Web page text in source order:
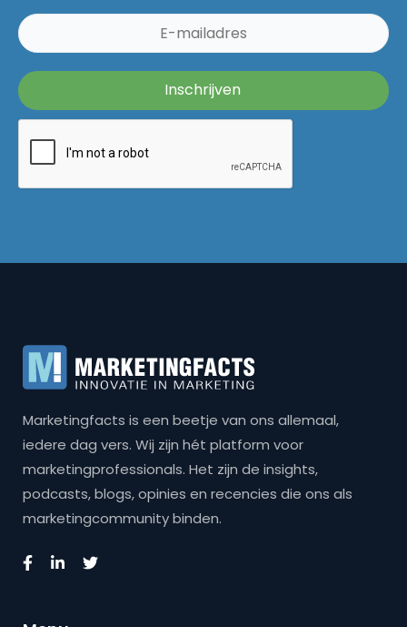
Marketingfacts is een beetje van ons allemaal,
iedere dag vers. Wij zijn hét platform voor
marketingprofessionals. Het zijn de insights,
podcasts, blogs, opinies en recencies die ons als
marketingcommunity binden.